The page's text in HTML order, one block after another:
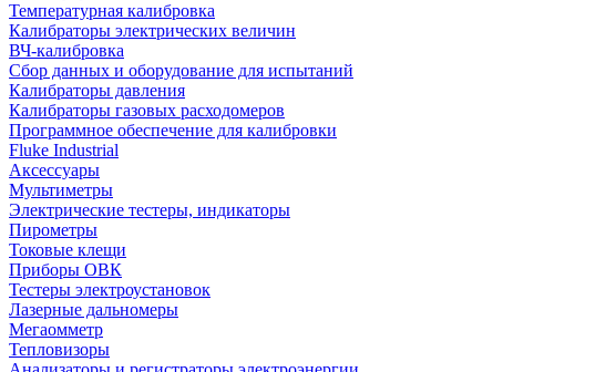
Температурная калибровка
Калибраторы электрических величин
ВЧ-калибровка
Сбор данных и оборудование для испытаний
Калибраторы давления
Калибраторы газовых расходомеров
Программное обеспечение для калибровки
Fluke Industrial
Аксессуары
Мультиметры
Электрические тестеры, индикаторы
Пирометры
Токовые клещи
Приборы ОВК
Тестеры электроустановок
Лазерные дальномеры
Мегаомметр
Тепловизоры